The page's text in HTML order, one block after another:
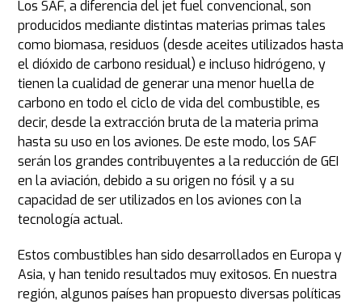
Los SAF, a diferencia del jet fuel convencional, son
producidos mediante distintas materias primas tales
como biomasa, residuos (desde aceites utilizados hasta
el dióxido de carbono residual) e incluso hidrógeno, y
tienen la cualidad de generar una menor huella de
carbono en todo el ciclo de vida del combustible, es
decir, desde la extracción bruta de la materia prima
hasta su uso en los aviones. De este modo, los SAF
serán los grandes contribuyentes a la reducción de GEI
en la aviación, debido a su origen no fósil y a su
capacidad de ser utilizados en los aviones con la
tecnología actual.
Estos combustibles han sido desarrollados en Europa y
Asia, y han tenido resultados muy exitosos. En nuestra
región, algunos países han propuesto diversas políticas